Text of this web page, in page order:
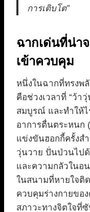
การเติบโต”
ฉากเด่นที่น่า
เข้าควบคุม
หนึ่งในฉากที่ทรงพ
คือช่วงเวลาที่ “ว้า
สมบูรณ์ และทำให้
อาการตื่นตระหนก
แข่งขันฮอกกี้ครั้ง
วุ่นวาย ปั่นป่วนไป
และความกลัวในอ
ในสนามที่หายใจติ
ควบคุมร่างกายขอ
สภาวะทางจิตใจที่